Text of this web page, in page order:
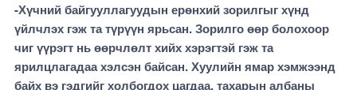
-Хүчний байгууллагуудын ерөнхий зорилгыг хүнд
үйлчлэх гэж та түрүүн ярьсан. Зорилго өөр болохоор
чиг үүрэгт нь өөрчлөлт хийх хэрэгтэй гэж та
ярилцлагадаа хэлсэн байсан. Хуулийн ямар хэмжээнд
байх вэ гэдгийг холбогдох цагдаа, тахарын албаны